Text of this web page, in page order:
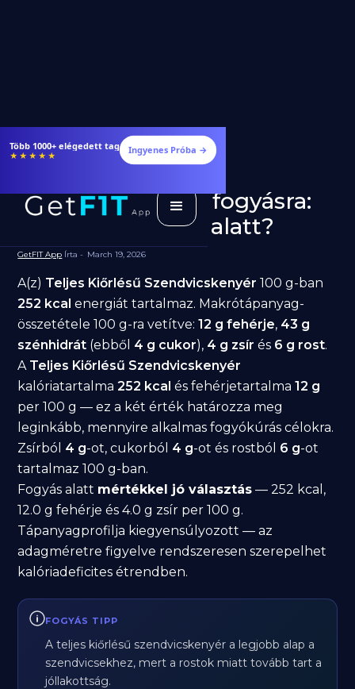
Több 1000+ elégedett tag
★★★★★ Ingyenes Próba →
Szendvicskenyér fogyásra:
jó választás diéta alatt?
GetFIT App Írta - March 19, 2026
A(z) Teljes Kiőrlésű Szendvicskenyér 100 g-ban
252 kcal energiát tartalmaz. Makrótápanyag-
összetétele 100 g-ra vetítve:12 g fehérje, 43 g
szénhidrát (ebből 4 g cukor), 4 g zsír és 6 g rost.
A Teljes Kiőrlésű Szendvicskenyér
kalóriatartalma252 kcal és fehérjetartalma12 g
per 100 g — ez a két érték határozza meg
leginkább, mennyire alkalmas fogyókúrás célokra.
Zsírból 4 g-ot, cukorból 4 g-ot és rostból 6 g-ot
tartalmaz 100 g-ban.
Fogyás alatt mértékkel jó választás — 252 kcal,
12.0 g fehérje és 4.0 g zsír per 100 g.
Tápanyagprofilja kiegyensúlyozott — az
adagméretre figyelve rendszeresen szerepelhet
kalóriadeficites étrendben.
FOGYÁS TIPP
A teljes kiőrlésű szendvicskenyér a legjobb alap a
szendvicsekhez, mert a rostok miatt tovább tart a
jóllakottság.